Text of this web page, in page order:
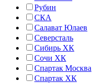
Рубин
СКА
Салават Юлаев
Северсталь
Сибирь ХК
Сочи ХК
Спартак Москва
Спартак ХК